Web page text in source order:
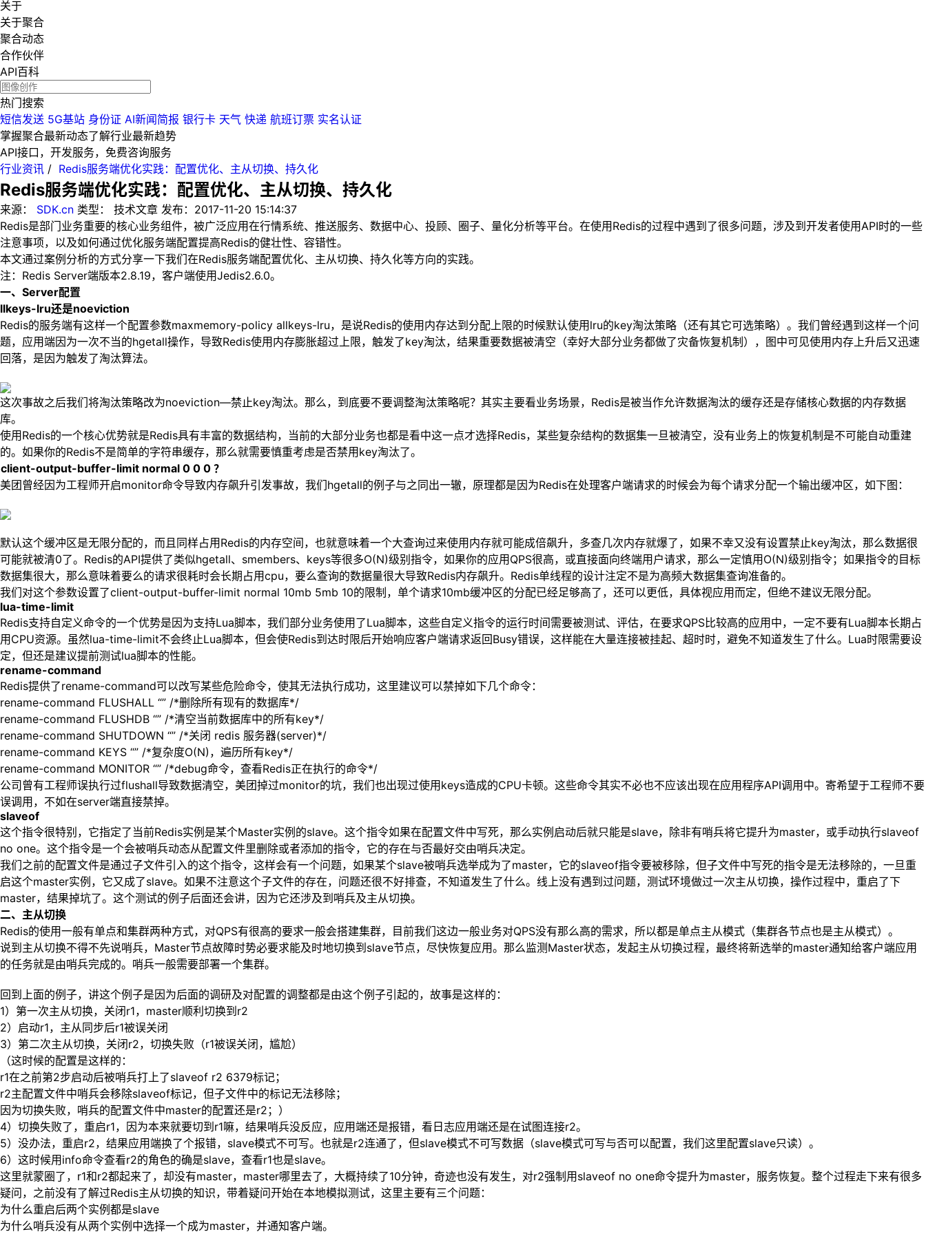
关于
关于聚合
聚合动态
合作伙伴
API百科
热门搜索
短信发送 5G基站 身份证 AI新闻简报 银行卡 天气 快递 航班订票 实名认证
掌握聚合最新动态了解行业最新趋势
API接口，开发服务，免费咨询服务
行业资讯 / Redis服务端优化实践：配置优化、主从切换、持久化
Redis服务端优化实践：配置优化、主从切换、持久化
来源： SDK.cn 类型： 技术文章 发布： 2017-11-20 15:14:37
Redis是部门业务重要的核心业务组件，被广泛应用在行情系统、推送服务、数据中心、投顾、圈子、量化分析等平台。在使用Redis的过程中遇到了很多问题，涉及到开发者使用API时的一些
注意事项，以及如何通过优化服务端配置提高Redis的健壮性、容错性。
本文通过案例分析的方式分享一下我们在Redis服务端配置优化、主从切换、持久化等方向的实践。
注：Redis Server端版本2.8.19，客户端使用Jedis2.6.0。
一、Server配置
llkeys-lru还是noeviction
Redis的服务端有这样一个配置参数maxmemory-policy allkeys-lru，是说Redis的使用内存达到分配上限的时候默认使用lru的key淘汰策略（还有其它可选策略）。我们曾经遇到这样一个问
题，应用端因为一次不当的hgetall操作，导致Redis使用内存膨胀超过上限，触发了key淘汰，结果重要数据被清空（幸好大部分业务都做了灾备恢复机制），图中可见使用内存上升后又迅速
回落，是因为触发了淘汰算法。
这次事故之后我们将淘汰策略改为noeviction—禁止key淘汰。那么，到底要不要调整淘汰策略呢？其实主要看业务场景，Redis是被当作允许数据淘汰的缓存还是存储核心数据的内存数据
库。
使用Redis的一个核心优势就是Redis具有丰富的数据结构，当前的大部分业务也都是看中这一点才选择Redis，某些复杂结构的数据集一旦被清空，没有业务上的恢复机制是不可能自动重建
的。如果你的Redis不是简单的字符串缓存，那么就需要慎重考虑是否禁用key淘汰了。
client-output-buffer-limit normal 0 0 0 ？
美团曾经因为工程师开启monitor命令导致内存飙升引发事故，我们hgetall的例子与之同出一辙，原理都是因为Redis在处理客户端请求的时候会为每个请求分配一个输出缓冲区，如下图：
默认这个缓冲区是无限分配的，而且同样占用Redis的内存空间，也就意味着一个大查询过来使用内存就可能成倍飙升，多查几次内存就爆了，如果不幸又没有设置禁止key淘汰，那么数据很
可能就被清0了。Redis的API提供了类似hgetall、smembers、keys等很多O(N)级别指令，如果你的应用QPS很高，或直接面向终端用户请求，那么一定慎用O(N)级别指令；如果指令的目标
数据集很大，那么意味着要么的请求很耗时会长期占用cpu，要么查询的数据量很大导致Redis内存飙升。Redis单线程的设计注定不是为高频大数据集查询准备的。
我们对这个参数设置了client-output-buffer-limit normal 10mb 5mb 10的限制，单个请求10mb缓冲区的分配已经足够高了，还可以更低，具体视应用而定，但绝不建议无限分配。
lua-time-limit
Redis支持自定义命令的一个优势是因为支持Lua脚本，我们部分业务使用了Lua脚本，这些自定义指令的运行时间需要被测试、评估，在要求QPS比较高的应用中，一定不要有Lua脚本长期占
用CPU资源。虽然lua-time-limit不会终止Lua脚本，但会使Redis到达时限后开始响应客户端请求返回Busy错误，这样能在大量连接被挂起、超时时，避免不知道发生了什么。Lua时限需要设
定，但还是建议提前测试lua脚本的性能。
rename-command
Redis提供了rename-command可以改写某些危险命令，使其无法执行成功，这里建议可以禁掉如下几个命令：
rename-command FLUSHALL “” /*删除所有现有的数据库*/
rename-command FLUSHDB “” /*清空当前数据库中的所有key*/
rename-command SHUTDOWN “” /*关闭 redis 服务器(server)*/
rename-command KEYS “” /*复杂度O(N)，遍历所有key*/
rename-command MONITOR “” /*debug命令，查看Redis正在执行的命令*/
公司曾有工程师误执行过flushall导致数据清空，美团掉过monitor的坑，我们也出现过使用keys造成的CPU卡顿。这些命令其实不必也不应该出现在应用程序API调用中。寄希望于工程师不要
误调用，不如在server端直接禁掉。
slaveof
这个指令很特别，它指定了当前Redis实例是某个Master实例的slave。这个指令如果在配置文件中写死，那么实例启动后就只能是slave，除非有哨兵将它提升为master，或手动执行slaveof
no one。这个指令是一个会被哨兵动态从配置文件里删除或者添加的指令，它的存在与否最好交由哨兵决定。
我们之前的配置文件是通过子文件引入的这个指令，这样会有一个问题，如果某个slave被哨兵选举成为了master，它的slaveof指令要被移除，但子文件中写死的指令是无法移除的，一旦重
启这个master实例，它又成了slave。如果不注意这个子文件的存在，问题还很不好排查，不知道发生了什么。线上没有遇到过问题，测试环境做过一次主从切换，操作过程中，重启了下
master，结果掉坑了。这个测试的例子后面还会讲，因为它还涉及到哨兵及主从切换。
二、主从切换
Redis的使用一般有单点和集群两种方式，对QPS有很高的要求一般会搭建集群，目前我们这边一般业务对QPS没有那么高的需求，所以都是单点主从模式（集群各节点也是主从模式）。
说到主从切换不得不先说哨兵，Master节点故障时势必要求能及时地切换到slave节点，尽快恢复应用。那么监测Master状态，发起主从切换过程，最终将新选举的master通知给客户端应用
的任务就是由哨兵完成的。哨兵一般需要部署一个集群。
回到上面的例子，讲这个例子是因为后面的调研及对配置的调整都是由这个例子引起的，故事是这样的：
1）第一次主从切换，关闭r1，master顺利切换到r2
2）启动r1，主从同步后r1被误关闭
3）第二次主从切换，关闭r2，切换失败（r1被误关闭，尴尬）
（这时候的配置是这样的：
r1在之前第2步启动后被哨兵打上了slaveof r2 6379标记；
r2主配置文件中哨兵会移除slaveof标记，但子文件中的标记无法移除；
因为切换失败，哨兵的配置文件中master的配置还是r2；）
4）切换失败了，重启r1，因为本来就要切到r1嘛，结果哨兵没反应，应用端还是报错，看日志应用端还是在试图连接r2。
5）没办法，重启r2，结果应用端换了个报错，slave模式不可写。也就是r2连通了，但slave模式不可写数据（slave模式可写与否可以配置，我们这里配置slave只读）。
6）这时候用info命令查看r2的角色的确是slave，查看r1也是slave。
这里就蒙圈了，r1和r2都起来了，却没有master，master哪里去了，大概持续了10分钟，奇迹也没有发生，对r2强制用slaveof no one命令提升为master，服务恢复。整个过程走下来有很多
疑问，之前没有了解过Redis主从切换的知识，带着疑问开始在本地模拟测试，这里主要有三个问题：
为什么重启后两个实例都是slave
为什么哨兵没有从两个实例中选择一个成为master，并通知客户端。